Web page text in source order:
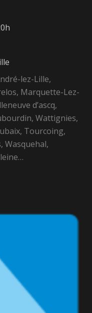
lez-Lille,
Marquette-Lez-
d’ascq,
Wattignies,
Tourcoing,
Wasquehal,